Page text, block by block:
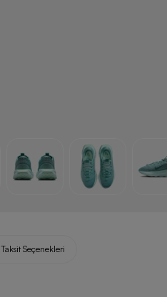
Taksit Seçenekleri